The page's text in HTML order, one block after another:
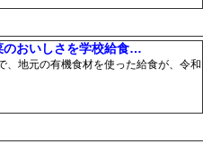
のおいしさを学校給食…
地元の有機食材を使った給食が、令和